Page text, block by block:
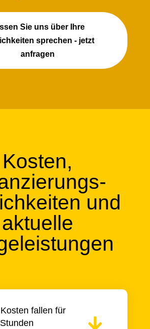
Sie uns über Ihre
sprechen - jetzt
anfragen
Kosten,
und
aktuelle
fallen für